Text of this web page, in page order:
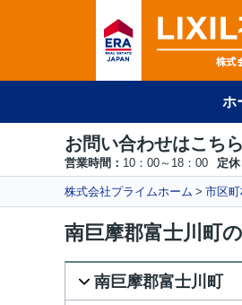
ホ
お問い合わせはこちら
営業時間： 10：00～18：00 定休
株式会社プライムホーム 市区
南巨摩郡富士川町
南巨摩郡富士川町